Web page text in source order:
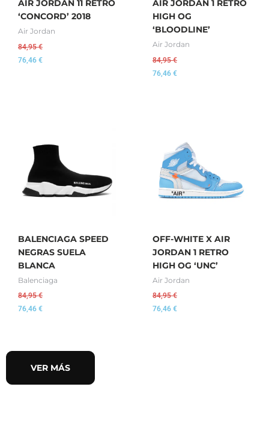
AIR JORDAN 11 RETRO
‘CONCORD’ 2018
Air Jordan
84,95€
76,46 €
AIR JORDAN 1 RETRO
HIGH OG
‘BLOODLINE’
Air Jordan
84,95€
76,46 €
BALENCIAGA SPEED
NEGRAS SUELA
BLANCA
Balenciaga
84,95€
76,46 €
OFF-WHITE X AIR
JORDAN 1 RETRO
HIGH OG ‘UNC’
Air Jordan
84,95€
76,46 €
VER MÁS